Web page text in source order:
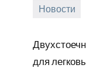
Новости
для